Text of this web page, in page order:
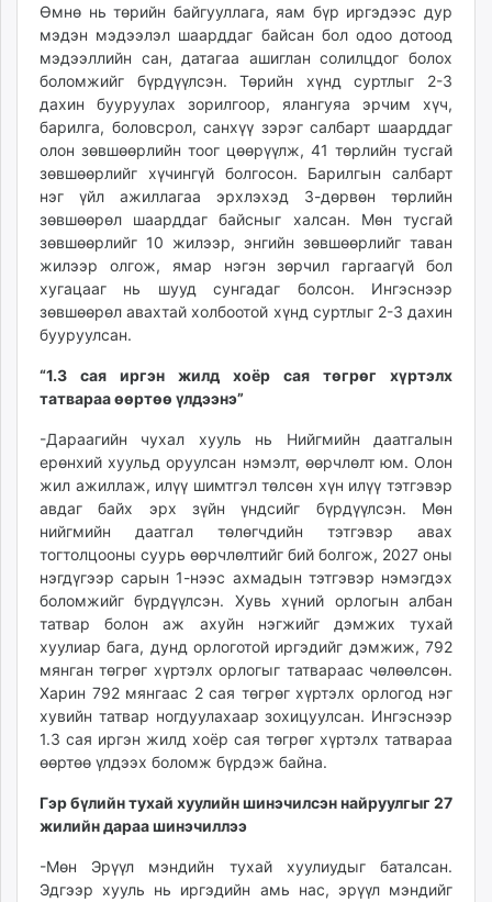
Өмнө нь төрийн байгууллага, яам бүр иргэдээс дур
мэдэн мэдээлэл шаарддаг байсан бол одоо дотоод
мэдээллийн сан, датагаа ашиглан солилцдог болох
боломжийг бүрдүүлсэн. Төрийн хүнд суртлыг 2-3
дахин бууруулах зорилгоор, ялангуяа эрчим хүч,
барилга, боловсрол, санхүү зэрэг салбарт шаарддаг
олон зөвшөөрлийн тоог цөөрүүлж, 41 төрлийн тусгай
зөвшөөрлийг хүчингүй болгосон. Барилгын салбарт
нэг үйл ажиллагаа эрхлэхэд 3-дөрвөн төрлийн
зөвшөөрөл шаарддаг байсныг халсан. Мөн тусгай
зөвшөөрлийг 10 жилээр, энгийн зөвшөөрлийг таван
жилээр олгож, ямар нэгэн зөрчил гаргаагүй бол
хугацааг нь шууд сунгадаг болсон. Ингэснээр
зөвшөөрөл авахтай холбоотой хүнд суртлыг 2-3 дахин
бууруулсан.
“1.3 сая иргэн жилд хоёр сая төгрөг хүртэлх
татвараа өөртөө үлдээнэ”
-Дараагийн чухал хууль нь Нийгмийн даатгалын
ерөнхий хуульд оруулсан нэмэлт, өөрчлөлт юм. Олон
жил ажиллаж, илүү шимтгэл төлсөн хүн илүү тэтгэвэр
авдаг байх эрх зүйн үндсийг бүрдүүлсэн. Мөн
нийгмийн даатгал төлөгчдийн тэтгэвэр авах
тогтолцооны суурь өөрчлөлтийг бий болгож, 2027 оны
нэгдүгээр сарын 1-нээс ахмадын тэтгэвэр нэмэгдэх
боломжийг бүрдүүлсэн. Хувь хүний орлогын албан
татвар болон аж ахуйн нэгжийг дэмжих тухай
хуулиар бага, дунд орлоготой иргэдийг дэмжиж, 792
мянган төгрөг хүртэлх орлогыг татвараас чөлөөлсөн.
Харин 792 мянгаас 2 сая төгрөг хүртэлх орлогод нэг
хувийн татвар ногдуулахаар зохицуулсан. Ингэснээр
1.3 сая иргэн жилд хоёр сая төгрөг хүртэлх татвараа
өөртөө үлдээх боломж бүрдэж байна.
Гэр бүлийн тухай хуулийн шинэчилсэн найруулгыг 27
жилийн дараа шинэчиллээ
-Мөн Эрүүл мэндийн тухай хуулиудыг баталсан.
Эдгээр хууль нь иргэдийн амь нас, эрүүл мэндийг